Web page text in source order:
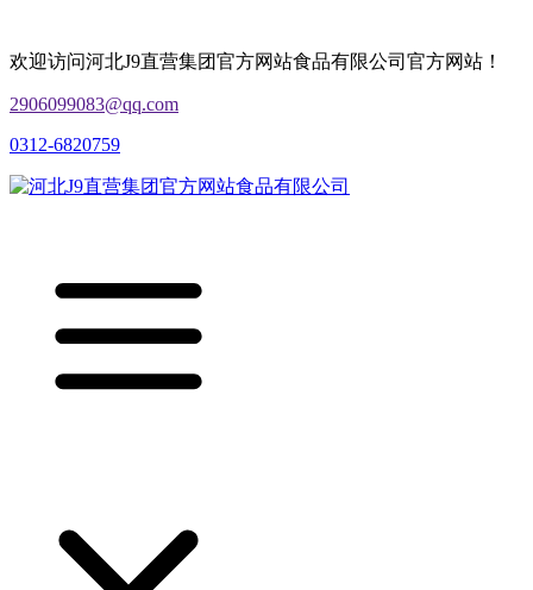
欢迎访问河北J9直营集团官方网站食品有限公司官方网站！
2906099083@qq.com
0312-6820759